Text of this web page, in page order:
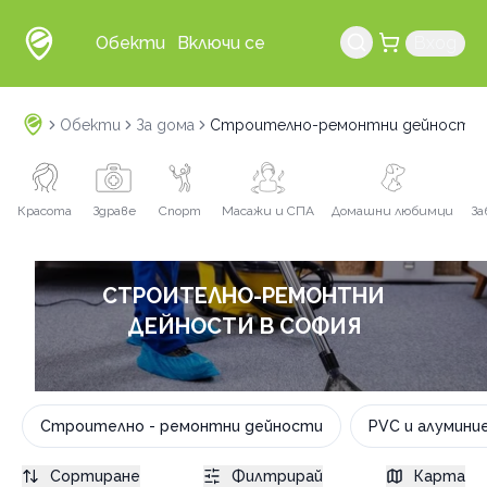
Обекти Включи се
Обекти За дома Строително-ремонтни дейности
Красота Здраве Спорт Масажи и СПА Домашни любимци
СТРОИТЕЛНО-РЕМОНТНИ
ДЕЙНОСТИ В СОФИЯ
Строително - ремонтни дейности PVC и
Сортиране Филтрирай Карта